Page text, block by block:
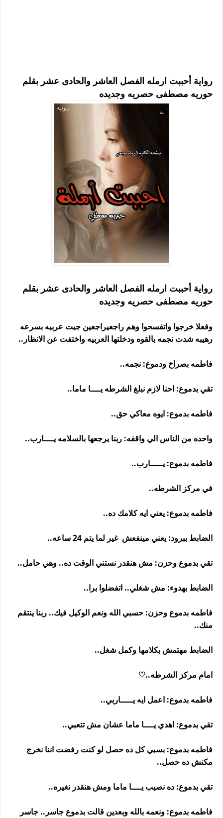
رواية أحببت ارمله الفصل العاشر والحادى عشر بقلم
حوريه مصطفى حصريه وجديده
رواية أحببت ارمله الفصل العاشر والحادى عشر بقلم
حوريه مصطفى حصريه وجديده
وفعلا خرجوا واتفسحوا وهم راجعيراجعين جيت عربيه بسرعه
رهيبه شدت نجمه بالقوه ودخلتها العربيه واختفت عن الانظار..
فاطمه بصراخ ودموع: نجمه..
تقي بدموع: احنا لازم نبلغ الشرطه يــــا ماما..
فاطمه بدموع: ايوه معاكي حق..
واحده من الناس الي واقفه: ربنا يرجعها بالسلامه يــــارب..
فاطمه بدموع: يـــــارب..
في مركز الشرطه..
فاطمه بدموع: يعني ايه كلامك ده..
الضابط ببرود: يعني مينفعش غير لما يتم 24 ساعه..
تقي بدموع وحزن: مش هنقدر نستني الوقت ده.. وهي حامل..
الضابط بهدوء: مش شغلي.. اتفضلوا برا..
فاطمه بدموع وحزن: حسبي الله ونعم الوكيل فيك.. ربنا ينتقم
منك..
الضابط مهتمش بكلامها وكمل شغل..
امام مركز الشرطه..♡
فاطمه بدموع: اعمل ايه يـــــاربي..
تقي بدموع: اهدي يــــا ماما عشان مش تتعبي..
فاطمه بدموع: بسبي كل ده حصل لو كنت رفضت اننا نخرج
مكنش ده حصل..
تقي بدموع: ده نصيب يــــا ماما ومش هنقدر نغيره..
فاطمه بدموع: ونعمه بالله وبعدين قالت بدموع جاسر.. جاسر